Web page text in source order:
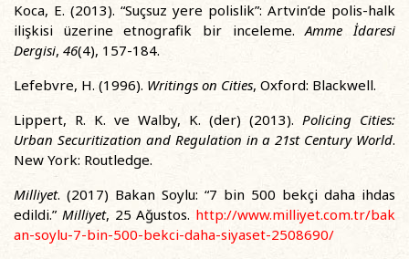
Koca, E. (2013). “Suçsuz yere polislik”: Artvin’de polis-halk
ilişkisi üzerine etnografik bir inceleme.Amme İdaresi
Dergisi, 46(4), 157-184.
Lefebvre, H. (1996). Writings on Cities, Oxford: Blackwell.
Lippert, R. K. ve Walby, K. (der) (2013). Policing Cities:
Urban Securitization and Regulation in a 21st Century World.
New York: Routledge.
Milliyet. (2017) Bakan Soylu: “7 bin 500 bekçi daha ihdas
edildi.” Milliyet, 25 Ağustos. http://www.milliyet.com.tr/bak
an-soylu-7-bin-500-bekci-daha-siyaset-2508690/